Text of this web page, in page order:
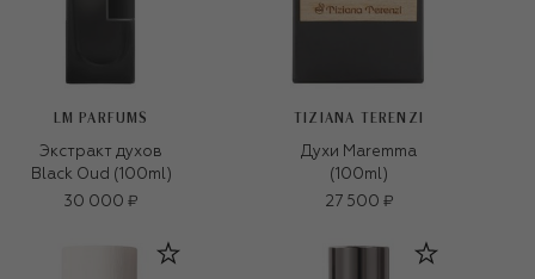
LM PARFUMS
Экстракт духов
Black Oud (100ml)
30 000 ₽
TIZIANA TERENZI
Духи Maremma
(100ml)
27 500 ₽